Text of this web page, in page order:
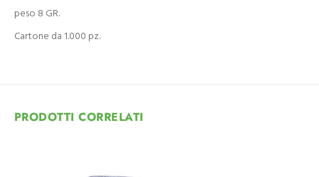
peso 8 GR.
Cartone da 1.000 pz.
PRODOTTI CORRELATI